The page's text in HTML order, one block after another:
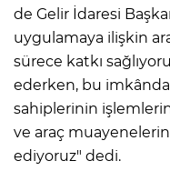
de Gelir İdaresi
uygulamaya ilişkin
sürece katkı
ederken, bu
sahiplerinin
ve araç
ediyoruz" dedi.